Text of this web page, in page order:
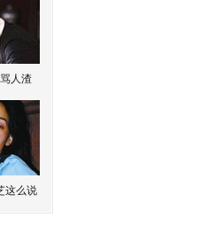
人渣
这么说